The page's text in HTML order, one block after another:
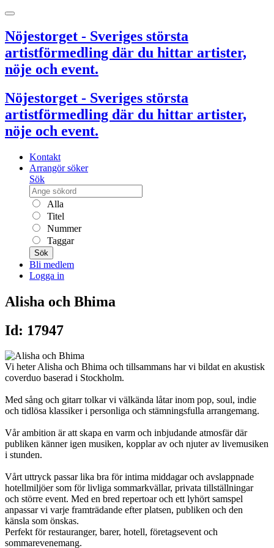
Nöjestorget - Sveriges största
artistförmedling där du hittar artister,
nöje och event.
Nöjestorget - Sveriges största
artistförmedling där du hittar artister,
nöje och event.
Kontakt
Arrangör söker
Sök
Alla
Titel
Nummer
Taggar
Sök
Bli medlem
Logga in
Alisha och Bhima
Id: 17947
Vi heter Alisha och Bhima och tillsammans har vi bildat en akustisk
coverduo baserad i Stockholm.
Med sång och gitarr tolkar vi välkända låtar inom pop, soul, indie
och tidlösa klassiker i personliga och stämningsfulla arrangemang.
Vår ambition är att skapa en varm och inbjudande atmosfär där
publiken känner igen musiken, kopplar av och njuter av livemusiken
i stunden.
Vårt uttryck passar lika bra för intima middagar och avslappnade
hotellmiljöer som för livliga sommarkvällar, privata tillställningar
och större event. Med en bred repertoar och ett lyhört samspel
anpassar vi varje framträdande efter platsen, publiken och den
känsla som önskas.
Perfekt för restauranger, barer, hotell, företagsevent och
sommarevenemang.